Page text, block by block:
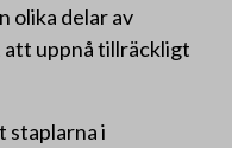
olika delar av
uppnå tillräckligt
staplarna i